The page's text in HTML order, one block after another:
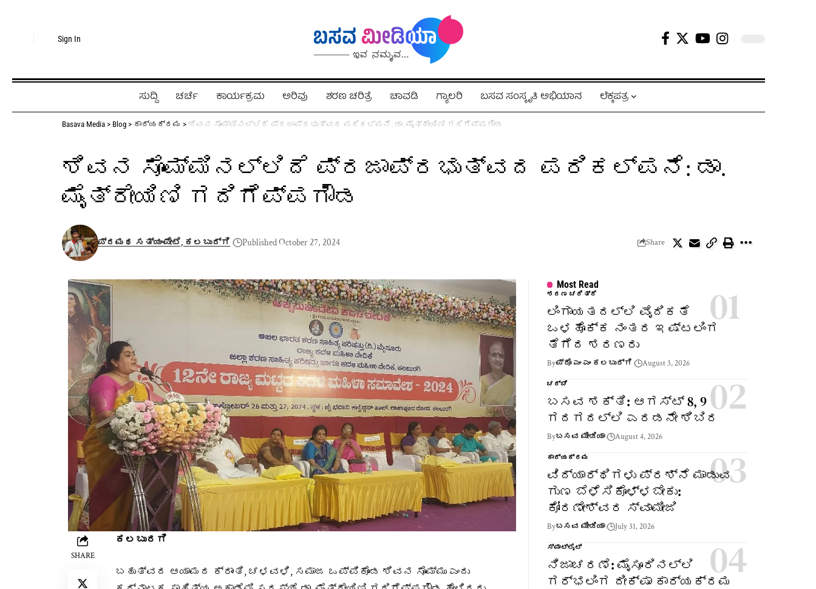
Sign In
ಸುದ್ದಿ ಚರ್ಚೆ ಕಾರ್ಯಕ್ರಮ ಅರಿವು ಶರಣ ಚರಿತ್ರೆ ಚಾವಡಿ ಗ್ಯಾಲರಿ ಬಸವ ಸಂಸ್ಕೃತಿ ಅಭಿಯಾನ ಲೆಕ್ಕಪತ್ರ
Basava Media > Blog > ಕಾರ್ಯಕ್ರಮ > ಶಿವನ ಸೊಮ್ಮಿನಲ್ಲಿದೆ ಪ್ರಜಾಪ್ರಭುತ್ವದ ಪರಿಕಲ್ಪನೆ: ಡಾ. ಮೈತ್ರೇಯಿಣಿ ಗದಿಗೆಪ್ಪಗೌಡ
ಶಿವನ ಸೊಮ್ಮಿನಲ್ಲಿದೆ ಪ್ರಜಾಪ್ರಭುತ್ವದ ಪರಿಕಲ್ಪನೆ: ಡಾ.
ಮೈತ್ರೇಯಿಣಿ ಗದಿಗೆಪ್ಪಗೌಡ
ಪ್ರಮಥ ಸತ್ಯಂಪೇಟೆ, ಕಲಬುರ್ಗಿ Published October 27, 2024 Share
SHARE
ಕಲಬುರಗಿ
ಬಹುತ್ವದ ಆಯಾಮದ ಕ್ರಾಂತಿ, ಚಳವಳಿ, ಸಮಾಜ ಒಪ್ಪಿಕೊಂಡ ಶಿವನ ಸೊಮ್ಮು ಎಂದು
Most Read
ಶರಣ ಚರಿತ್ರೆ
ಲಿಂಗಾಯತದಲ್ಲಿ ವೈದಿಕತೆ
ಒಳಹೊಕ್ಕ ನಂತರ ಇಷ್ಟಲಿಂಗ
ತೆಗೆದ ಶರಣರು
Byಪ್ರೊ ಎಂ ಎಂ ಕಲಬುರ್ಗಿ August 3, 2026
ಚರ್ಚೆ
ಬಸವ ಶಕ್ತಿ: ಆಗಸ್ಟ್ 8, 9
ಗದಗದಲ್ಲಿ ಎರಡನೇ ಶಿಬಿರ
Byಬಸವ ಮೀಡಿಯಾ August 4, 2026
ಕಾರ್ಯಕ್ರಮ
ವಿದ್ಯಾರ್ಥಿಗಳು ಪ್ರಶ್ನೆ ಮಾಡುವ
ಗುಣ ಬೆಳೆಸಿಕೊಳ್ಳಬೇಕು:
ಕೋರಣೇಶ್ವರ ಸ್ವಾಮೀಜಿ
Byಬಸವ ಮೀಡಿಯಾ July 31, 2026
ಸ್ಪಾಟ್‌ಲೈಟ್
ನಿಜಾಚರಣೆ: ಮೈಸೂರಿನಲ್ಲಿ
ಗರ್ಭಲಿಂಗ ದೀಕ್ಷಾ ಕಾರ್ಯಕ್ರಮ